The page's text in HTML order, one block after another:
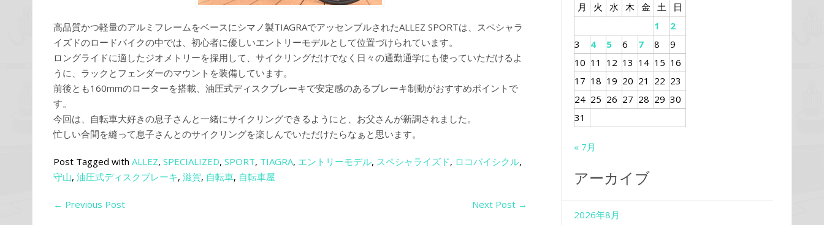
高品質かつ軽量のアルミフレームをベースにシマノ製TIAGRAでアッセンブルされたALLEZ SPORTは、スペシャラ
イズドのロードバイクの中では、初心者に優しいエントリーモデルとして位置づけられています。
ロングライドに適したジオメトリーを採用して、サイクリングだけでなく日々の通勤通学にも使っていただけるよ
うに、ラックとフェンダーのマウントを装備しています。
前後とも160mmのローターを搭載、油圧式ディスクブレーキで安定感のあるブレーキ制動がおすすめポイントで
す。
今回は、自転車大好きの息子さんと一緒にサイクリングできるようにと、お父さんが新調されました。
忙しい合間を縫って息子さんとのサイクリングを楽しんでいただけたらなぁと思います。
Post Tagged with ALLEZ, SPECIALIZED, SPORT, TIAGRA, エントリーモデル, スペシャライズド, ロコバイシクル,
守山, 油圧式ディスクブレーキ, 滋賀, 自転車, 自転車屋
← Previous Post Next Post →
月
火 水 木 金 土
日
1
2
3
4 5 6 7 8
9
10 11 12 13 14 15 16
17 18 19 20 21 22 23
24 25 26 27 28 29 30
31
« 7月
アーカイブ
2026年8月